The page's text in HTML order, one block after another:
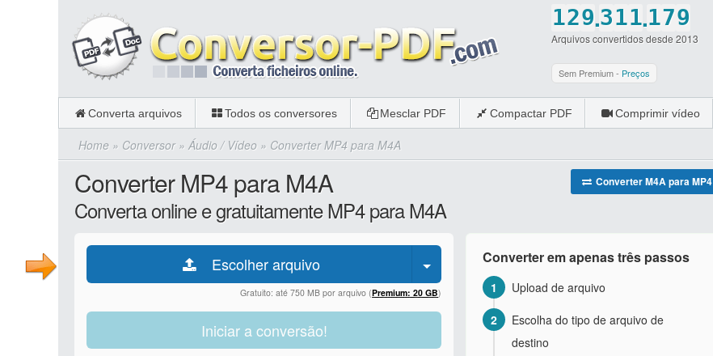
1
2
3
4
5
6
0
2
3
4
5
6
7
9
0
.3
4
5
6
7
8
9
1
2
3
4
5
6
7
0
1
2
3
4
5
6
7
0
.1
2
3
4
5
6
7
0
7
8
0
9
0
Arquivos convertidos desde 2013
Sem Premium - Preços
Converta arquivos Todos os conversores Mesclar PDF Compactar PDF Comprimir vídeo
Home » Conversor» Áudio / Vídeo » Converter MP4 para M4A
Converter M4A para MP4
Converter MP4 para M4A
Converta online e gratuitamente MP4 para M4A
Escolher arquivo
Gratuito: até 750 MB por arquivo (Premium: 20 GB)
Iniciar a conversão!
Converter em apenas três passos
1
Upload de arquivo
2
Escolha do tipo de arquivo de
destino